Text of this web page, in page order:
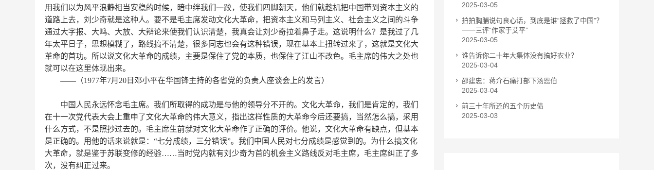
用我们以为风平浪静相当安稳的时候，暗中绊我们一跤，使我们四脚朝天，他们就趁机把中国带到资本主义的
道路上去，刘少奇就是这种人。要不是毛主席发动文化大革命，把资本主义和马列主义、社会主义之间的斗争
通过大字报、大鸣、大放、大辩论来使我们认识清楚，我真会让刘少奇拉着鼻子走。这说明什么？是我过了几
年太平日子，思想模糊了，路线搞不清楚，很多同志也会有这种错误，现在基本上扭转过来了，这就是文化大
革命的首功。所以说文化大革命的成绩，主要是保住了党的本质，也保住了江山不改色。毛主席的伟大之处也
就可以在这里体现出来。
—— （1977年7月 20 日邓小平在华国锋主持的各省党的负责人座谈会上的发言）
中国人民永远怀念毛主席。我们所取得的成功是与他的领导分不开的。文化大革命，我们是肯定的，我们
在十一次党代表大会上重申了文化大革命的伟大意义，指出这样性质的大革命今后还要搞，当然怎么搞，采用
什么方式，不是照抄过去的。毛主席生前就对文化大革命作了正确的评价。他说，文化大革命有缺点，但基本
是正确的。用他的话来说就是： “七分成绩，三分错误”。我们中国人民对七分成绩是感觉到的。为什么搞文化
大革命，就是鉴于苏联变修的经验……当时党内就有刘少奇为首的机会主义路线反对毛主席，毛主席纠正了多
次，没有纠正过来。
2025-03-05
拍拍胸脯说句良心话，到底是谁“拯救了中国”？
——三评“作家于艾平”
2025-03-05
谁告诉你二十年大集体没有搞好农业？
2025-03-04
邵建忠：蒋介石痛打部下汤恩伯
2025-03-04
前三十年所还的五个历史债
2025-03-03